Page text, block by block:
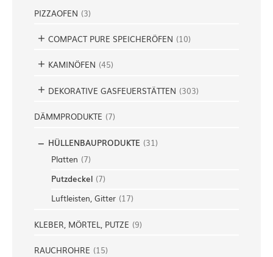
PIZZAOFEN (3)
COMPACT PURE SPEICHERÖFEN (10)
KAMINÖFEN (45)
DEKORATIVE GASFEUERSTÄTTEN (303)
DÄMMPRODUKTE (7)
HÜLLENBAUPRODUKTE (31)
Platten (7)
Putzdeckel (7)
Luftleisten, Gitter (17)
KLEBER, MÖRTEL, PUTZE (9)
RAUCHROHRE (15)